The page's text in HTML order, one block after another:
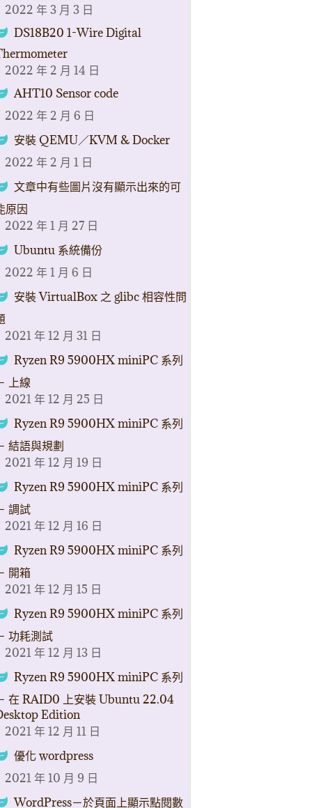
2022 年 3 月 3 日
DS18B20 1-Wire Digital
2022 年 2 月 14 日
AHT10 Sensor code
2022 年 2 月 6 日
安裝 QEMU／KVM & Docker
2022 年 2 月 1 日
文章中有些圖片沒有顯示出來的可
原因
2022 年 1 月 27 日
Ubuntu 系統備份
2022 年 1 月 6 日
安裝 VirtualBox 之 glibc 相容性問
2021 年 12 月 31 日
Ryzen R9 5900HX miniPC 系列
上線
2021 年 12 月 25 日
Ryzen R9 5900HX miniPC 系列
結語與規劃
2021 年 12 月 19 日
Ryzen R9 5900HX miniPC 系列
調試
2021 年 12 月 16 日
Ryzen R9 5900HX miniPC 系列
開箱
2021 年 12 月 15 日
Ryzen R9 5900HX miniPC 系列
功耗測試
2021 年 12 月 13 日
Ryzen R9 5900HX miniPC 系列
在 RAID0 上安裝 Ubuntu 22.04
Edition
2021 年 12 月 11 日
優化 wordpress
2021 年 10 月 9 日
WordPress－於頁面上顯示點閱數